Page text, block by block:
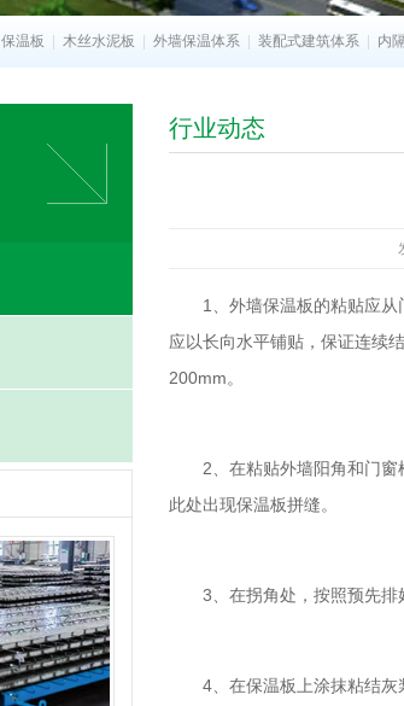
保温板 木丝水泥板 外墙保温体系 装配式建筑体系 内
行业动态
1、外墙保温板的粘贴应从门
应以长向水平铺贴，保证连续
200mm。
2、在粘贴外墙阳角和门窗框
此处出现保温板拼缝。
3、在拐角处，按照预先排好
4、在保温板上涂抹粘结灰浆